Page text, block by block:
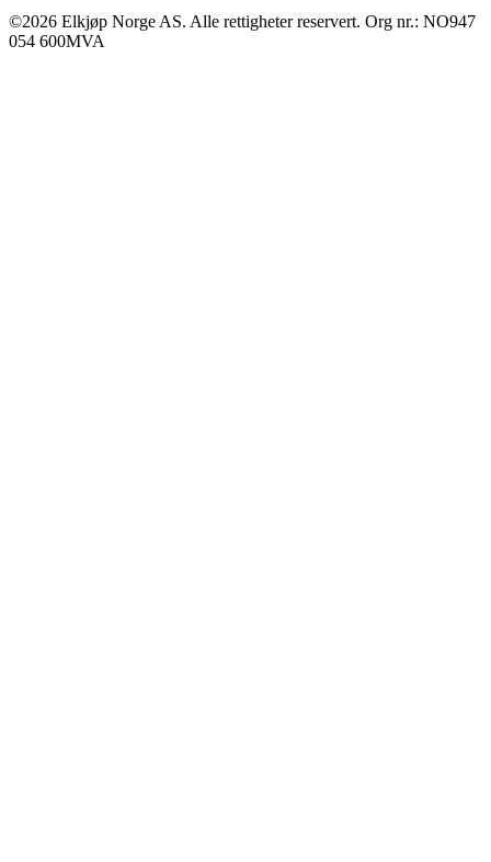
©2026 Elkjøp Norge AS. Alle rettigheter reservert. Org nr.: NO947
054 600MVA